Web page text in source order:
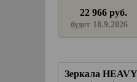
22 966 руб.
будет 18.9.2026
Зеркала